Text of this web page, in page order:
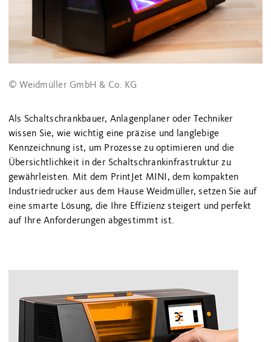
© Weidmüller GmbH & Co. KG
Als Schaltschrankbauer, Anlagenplaner oder Techniker
wissen Sie, wie wichtig eine präzise und langlebige
Kennzeichnung ist, um Prozesse zu optimieren und die
Übersichtlichkeit in der Schaltschrankinfrastruktur zu
gewährleisten. Mit dem PrintJet MINI, dem kompakten
Industriedrucker aus dem Hause Weidmüller, setzen Sie auf
eine smarte Lösung, die Ihre Effizienz steigert und perfekt
auf Ihre Anforderungen abgestimmt ist.